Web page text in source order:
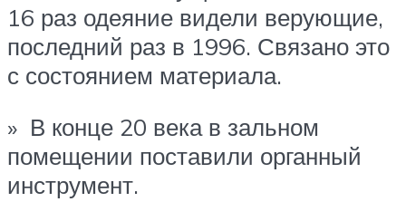
16 раз одеяние видели верующие,
последний раз в 1996. Связано это
с состоянием материала.
» В конце 20 века в зальном
помещении поставили органный
инструмент.